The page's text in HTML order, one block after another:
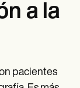
a la
pacientes